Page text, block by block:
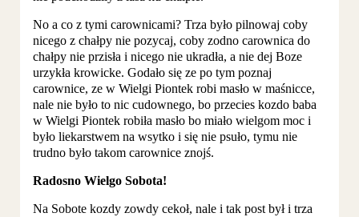
No a co z tymi carownicami? Trza było pilnowaj coby
nicego z chałpy nie pozycaj, coby zodno carownica do
chałpy nie przisła i nicego nie ukradła, a nie dej Boze
urzykła krowicke. Godało się ze po tym poznaj
carownice, ze w Wielgi Piontek robi masło w maśnicce,
nale nie było to nic cudownego, bo przecies kozdo baba
w Wielgi Piontek robiła masło bo miało wielgom moc i
było liekarstwem na wsytko i się nie psuło, tymu nie
trudno było takom carownice znojś.
Radosno Wielgo Sobota!
Na Sobote kozdy zowdy cekoł, nale i tak post był i trza